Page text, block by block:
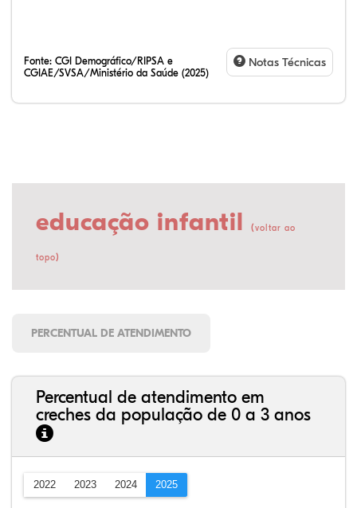
Fonte: CGI Demográfico/RIPSA e
CGIAE/SVSA/Ministério da Saúde (2025)
Notas Técnicas
educação infantil (voltar ao
topo)
PERCENTUAL DE ATENDIMENTO
Percentual de atendimento em
creches da população de 0 a 3 anos
2022 2023 2024 2025